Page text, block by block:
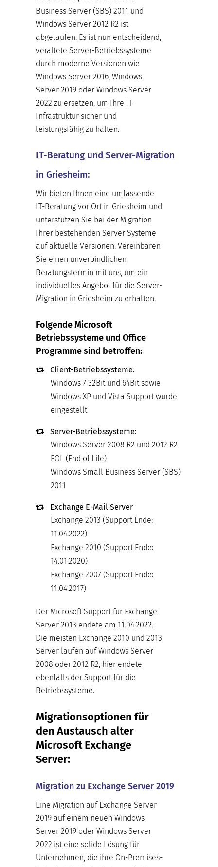
Business Server (SBS) 2011 und
Windows Server 2012 R2 ist
abgelaufen. Es ist nun entscheidend,
veraltete Server-Betriebssysteme
durch moderne Versionen wie
Windows Server 2016, Windows
Server 2019 oder Windows Server
2022 zu ersetzen, um Ihre IT-
Infrastruktur sicher und
leistungsfähig zu halten.
IT-Beratung und Server-Migration
in Griesheim:
Wir bieten Ihnen eine umfassende
IT-Beratung vor Ort in Griesheim und
unterstützen Sie bei der Migration
Ihrer bestehenden Server-Systeme
auf aktuelle Versionen. Vereinbaren
Sie einen unverbindlichen
Beratungstermin mit uns, um ein
individuelles Angebot für die Server-
Migration in Griesheim zu erhalten.
Folgende Microsoft
Betriebssysteme und Office
Programme sind betroffen:
Client-Betriebssysteme:
Windows 7 32Bit und 64Bit sowie
Windows XP und Vista Support wurde
eingestellt
Server-Betriebssysteme:
Windows Server 2008 R2 und 2012 R2
EOL (End of Life)
Windows Small Business Server (SBS)
2011
Exchange E-Mail Server
Exchange 2013 (Support Ende:
11.04.2022)
Exchange 2010 (Support Ende:
14.01.2020)
Exchange 2007 (Support Ende:
11.04.2017)
Der Microsoft Support für Exchange
Server 2013 endete am 11.04.2022.
Die meisten Exchange 2010 und 2013
Server laufen auf Windows Server
2008 oder 2012 R2, hier endete
ebenfalls der Support für die
Betriebssysteme.
Migrationsoptionen für
den Austausch alter
Microsoft Exchange
Server:
Migration zu Exchange Server 2019
Eine Migration auf Exchange Server
2019 auf einem neuen Windows
Server 2019 oder Windows Server
2022 ist eine solide Lösung für
Unternehmen, die ihre On-Premises-